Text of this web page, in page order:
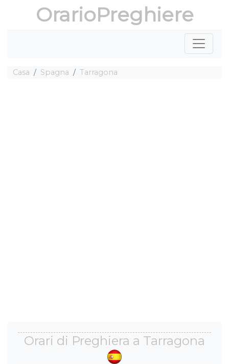
OrarioPreghiere
Casa Spagna Tarragona
Orari di Preghiera a Tarragona